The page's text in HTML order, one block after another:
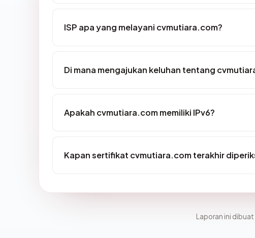
ISP apa yang melayani cvmutiara.com?
Di mana mengajukan keluhan tentang
Apakah cvmutiara.com memiliki IPv6?
Kapan sertifikat cvmutiara.com terakhir
Laporan ini